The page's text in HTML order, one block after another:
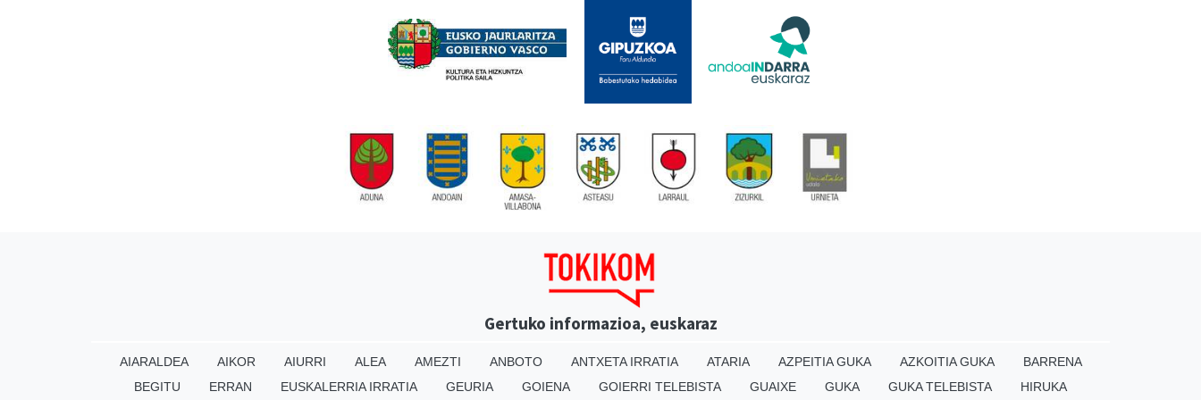
Gertuko informazioa, euskaraz
AIARALDEA AIKOR AIURRI ALEA AMEZTI ANBOTO ANTXETA IRRATIA ATARIA AZPEITIA GUKA AZKOITIA GUKA
BARRENA
BEGITU
ERRAN EUSKALERRIA IRRATIA GEURIA GOIENA GOIERRI TELEBISTA GUAIXE GUKA GUKA TELEBISTA HIRUKA